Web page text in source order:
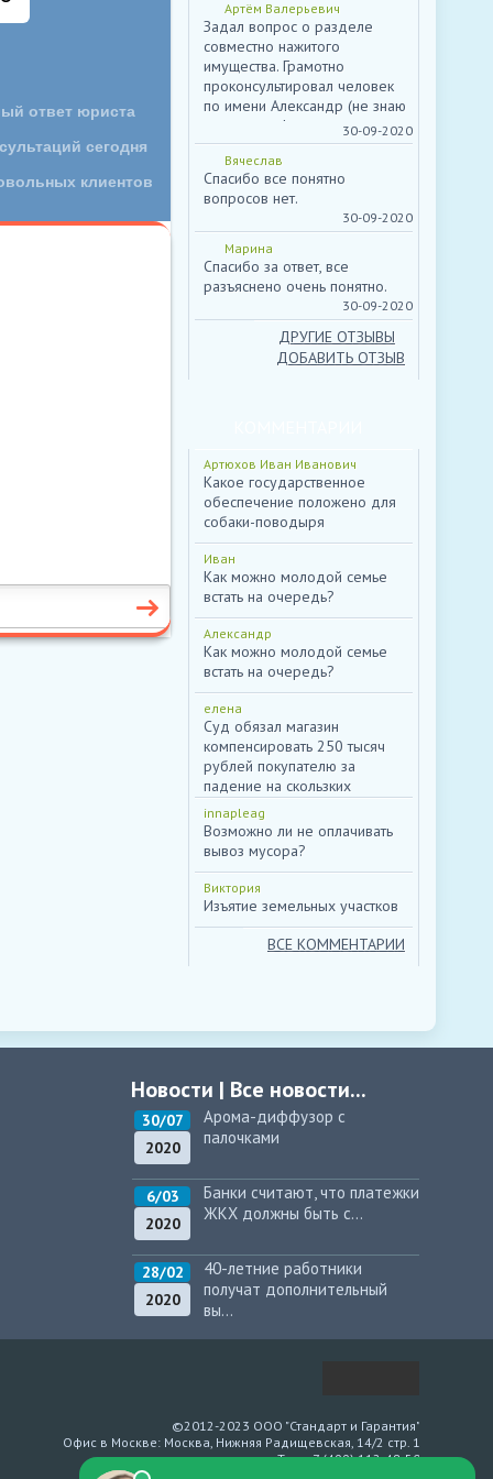
момент мне,мой начальник
грозиться меня избить...
Пожаловаться
Артём Валерьевич
Задал вопрос о разделе
совместно нажитого
имущества. Грамотно
проконсультировал человек
по имени Александр (не знаю
отчества и фамилии, только
телефон (892...
30-09-2020
Вячеслав
Спасибо все понятно
вопросов нет.
30-09-2020
Марина
Спасибо за ответ, все
разъяснено очень понятно.
30-09-2020
ДРУГИЕ ОТЗЫВЫ
ДОБАВИТЬ ОТЗЫВ
Артюхов Иван Иванович
Какое государственное
обеспечение положено для
собаки-поводыря
Иван
Как можно молодой семье
встать на очередь?
Александр
Как можно молодой семье
встать на очередь?
елена
Суд обязал магазин
компенсировать 250 тысяч
рублей покупателю за
падение на скользких
ступеньках
innapleag
Возможно ли не оплачивать
вывоз мусора?
Виктория
Изъятие земельных участков
ВСЕ КОММЕНТАРИИ
Новости | Все новости...
30/07
2020
Арома-диффузор с
палочками
6/03
2020
Банки считают, что платежки
ЖКХ должны быть с...
28/02
2020
40-летние работники
получат дополнительный
вы...
©2012-2023 ООО "Стандарт и Гарантия"
Офис в Москве: Москва, Нижняя Радищевская, 14/2 стр. 1
Тел: +7 (499) 112-48-50
При копировании любого материала прямая ссылка